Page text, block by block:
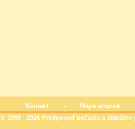
Kontakt ~ Mapa stránok
© 1998 - 2026 Predpoveď počasia a